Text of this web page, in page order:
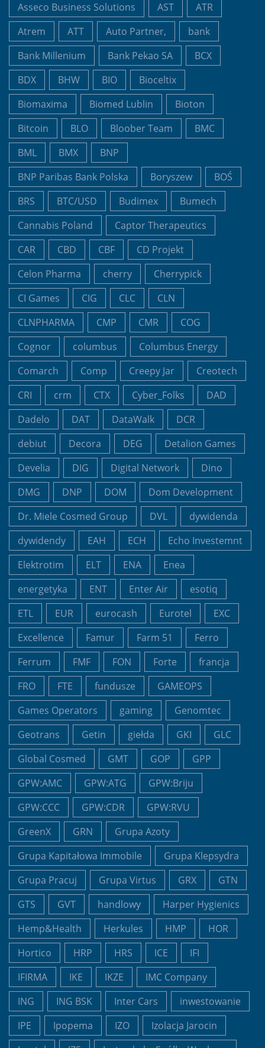
Asseco Business Solutions
AST
ATR
Atrem
ATT Auto Partner,
bank
Bank Millenium
Bank Pekao SA
BCX
BDX
BHW BIO
Bioceltix
Biomaxima
Biomed Lublin
Bioton
Bitcoin
BLO Bloober Team
BMC
BML
BMX
BNP
BNP Paribas Bank Polska
Boryszew
BOŚ
BRS
BTC/USD Budimex
Bumech
Cannabis Poland
Captor Therapeutics
CAR
CBD CBF
CD Projekt
Celon Pharma
cherry
Cherrypick
CI Games
CIG CLC
CLN
CLNPHARMA
CMP CMR
COG
Cognor
columbus
Columbus Energy
Comarch
Comp Creepy Jar
Creotech
CRI
crm CTX Cyber_Folks
DAD
Dadelo
DAT DataWalk
DCR
debiut
Decora DEG
Detalion Games
Develia
DIG Digital Network
Dino
DMG
DNP DOM
Dom Development
Dr. Miele Cosmed Group
DVL
dywidenda
dywidendy
EAH ECH
Echo Investemnt
Elektrotim
ELT ENA
Enea
energetyka
ENT Enter Air
esotiq
ETL
EUR eurocash Eurotel
EXC
Excellence
Famur Farm 51
Ferro
Ferrum
FMF FON Forte
francja
FRO
FTE fundusze
GAMEOPS
Games Operators
gaming
Genomtec
Geotrans
Getin giełda GKI
GLC
Global Cosmed
GMT GOP
GPP
GPW:AMC
GPW:ATG
GPW:Briju
GPW:CCC
GPW:CDR
GPW:RVU
GreenX
GRN
Grupa Azoty
Grupa Kapitałowa Immobile
Grupa Klepsydra
Grupa Pracuj
Grupa Virtus GRX
GTN
GTS
GVT handlowy
Harper Hygienics
Hemp&Health
Herkules HMP
HOR
Hortico
HRP HRS ICE
IFI
IFIRMA
IKE IKZE
IMC Company
ING
ING BSK Inter Cars
inwestowanie
IPE
Ipopema IZO
Izolacja Jarocin